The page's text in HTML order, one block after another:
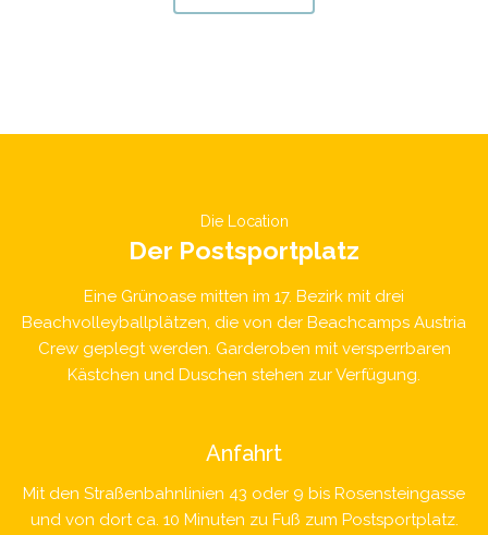
Die Location
Der Postsportplatz
Eine Grünoase mitten im 17. Bezirk mit drei
Beachvolleyballplätzen, die von der Beachcamps Austria
Crew geplegt werden. Garderoben mit versperrbaren
Kästchen und Duschen stehen zur Verfügung.
Anfahrt
Mit den Straßenbahnlinien 43 oder 9 bis Rosensteingasse
und von dort ca. 10 Minuten zu Fuß zum Postsportplatz.